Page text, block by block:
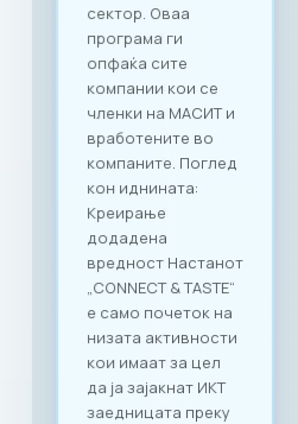
сектор. Оваа
програма ги
опфаќа сите
компании кои се
членки на МАСИТ и
вработените во
компаните. Поглед
кон иднината:
Креирање
додадена
вредност Настанот
„CONNECT & TASTE“
е само почеток на
низата активности
кои имаат за цел
да ја зајакнат ИКТ
заедницата преку